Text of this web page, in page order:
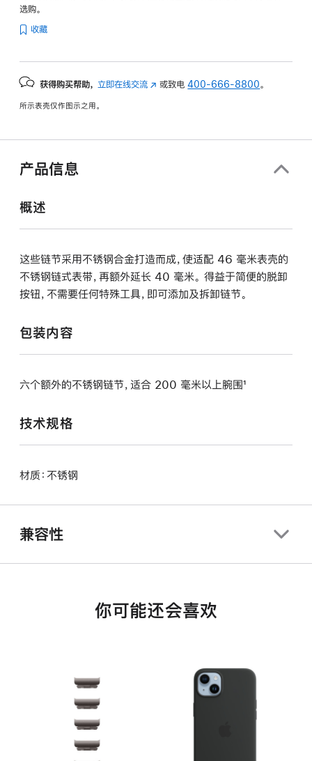
选购。
收藏
获得购买帮助， 立即在线交流 (在
中
或致电400-666-8800 。
所示表壳仅作图示之用。
产品信息
概述
这些链节采用不锈钢合金打造而成，使适配 46 毫米表壳的
不锈钢链式表带，再额外延长 40 毫米。 得益于简便的脱卸
按钮，不需要任何特殊工具，即可添加及拆卸链节。
包装内容
六个额外的不锈钢链节，适合 200 毫米以上腕围¹
技术规格
材质：不锈钢
兼容性
你可能还会喜欢